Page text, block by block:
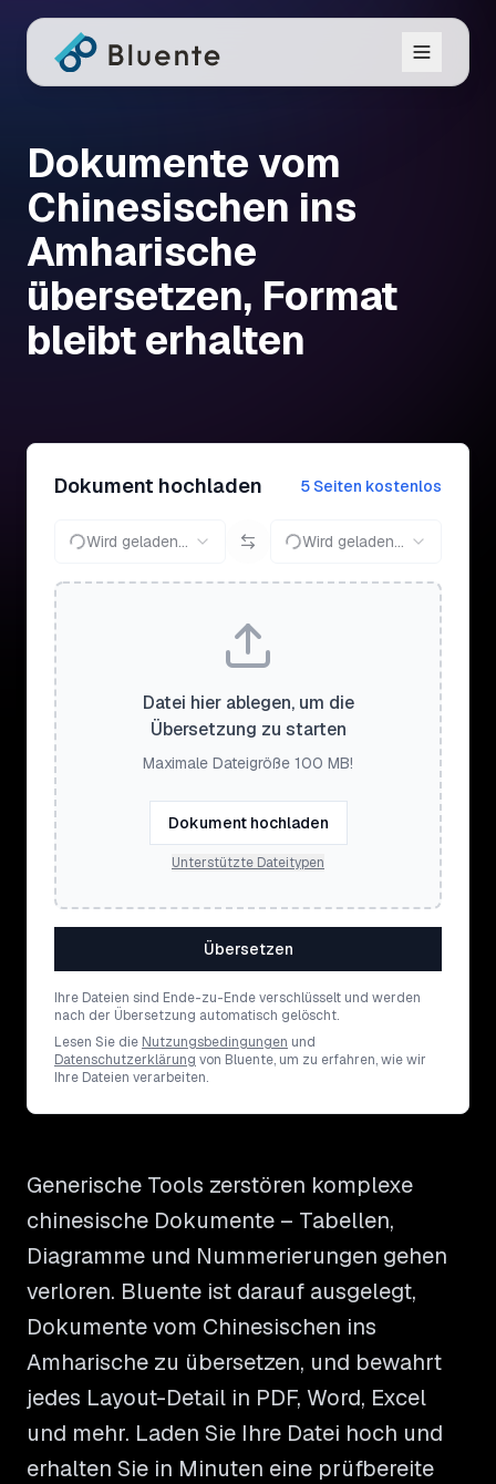
Dokumente vom
Chinesischen ins
Amharische
übersetzen, Format
bleibt erhalten
Dokument hochladen 5 Seiten kostenlos
Wird geladen... Wird geladen...
Datei hier ablegen, um die
Übersetzung zu starten
Maximale Dateigröße 100 MB!
Dokument hochladen
Unterstützte Dateitypen
Übersetzen
Ihre Dateien sind Ende-zu-Ende verschlüsselt und werden
nach der Übersetzung automatisch gelöscht.
Lesen Sie die Nutzungsbedingungen und
Datenschutzerklärung von Bluente, um zu erfahren, wie wir
Ihre Dateien verarbeiten.
Generische Tools zerstören komplexe
chinesische Dokumente – Tabellen,
Diagramme und Nummerierungen gehen
verloren. Bluente ist darauf ausgelegt,
Dokumente vom Chinesischen ins
Amharische zu übersetzen, und bewahrt
jedes Layout-Detail in PDF, Word, Excel
und mehr. Laden Sie Ihre Datei hoch und
erhalten Sie in Minuten eine prüfbereite